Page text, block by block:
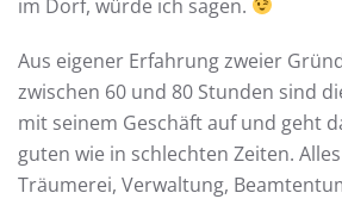
im Dorf, würde ich sagen.
Aus eigener Erfahrung zweier
zwischen 60 und 80 Stunden sind
mit seinem Geschäft auf und geht
guten wie in schlechten Zeiten.
Träumerei, Verwaltung,